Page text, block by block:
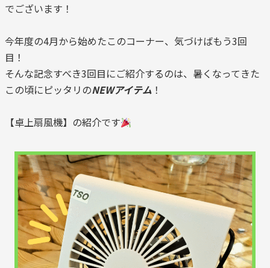
でございます！
今年度の4月から始めたこのコーナー、気づけばもう3回
目！
そんな記念すべき3回目にご紹介するのは、暑くなってきた
この頃にピッタリのNEWアイテム ！
【卓上扇風機】の紹介です